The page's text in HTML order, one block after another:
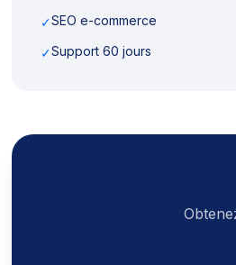
✓SEO e-commerce
✓Support 60 jours